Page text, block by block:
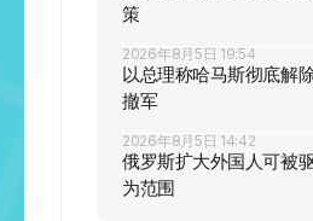
策
2026年8月5日 19:54
以总理称哈马斯彻底解
撤军
2026年8月5日 14:42
俄罗斯扩大外国人可被
为范围